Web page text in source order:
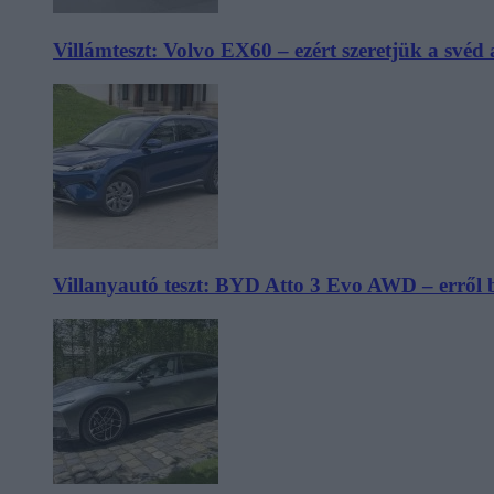
Villámteszt: Volvo EX60 – ezért szeretjük a svéd
Villanyautó teszt: BYD Atto 3 Evo AWD – erről